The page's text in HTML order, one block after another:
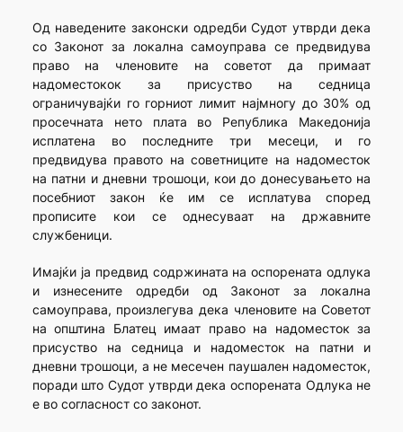
Од наведените законски одредби Судот утврди дека
со Законот за локална самоуправа се предвидува
право на членовите на советот да примаат
надоместокок за присуство на седница
ограничувајќи го горниот лимит најмногу до 30% од
просечната нето плата во Република Македонија
исплатена во последните три месеци, и го
предвидува правото на советниците на надоместок
на патни и дневни трошоци, кои до донесувањето на
посебниот закон ќе им се исплатува според
прописите кои се однесуваат на државните
службеници.
Имајќи ја предвид содржината на оспорената одлука
и изнесените одредби од Законот за локална
самоуправа, произлегува дека членовите на Советот
на општина Блатец имаат право на надоместок за
присуство на седница и надоместок на патни и
дневни трошоци, а не месечен паушален надоместок,
поради што Судот утврди дека оспорената Одлука не
е во согласност со законот.